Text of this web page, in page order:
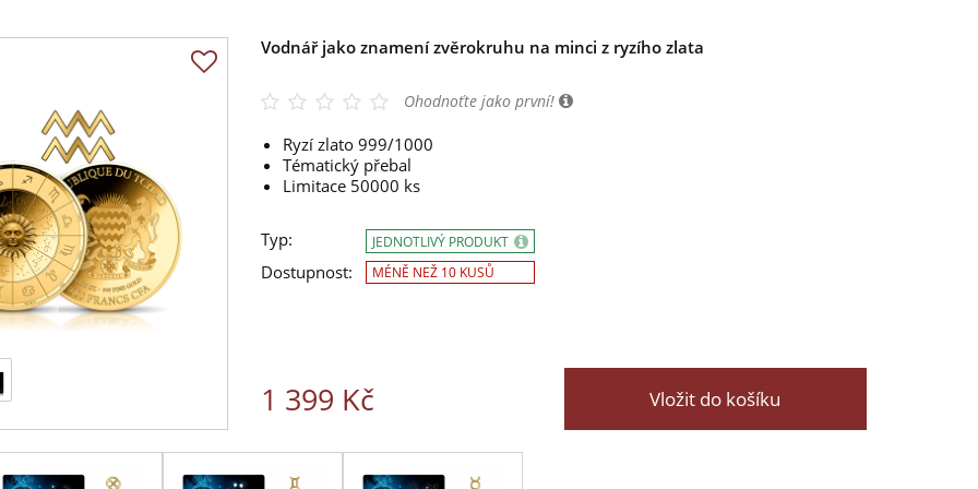
Vodnář jako znamení zvěrokruhu na minci z ryzího zlata
Ohodnoťte jako první!
Ryzí zlato 999/1000
Tématický přebal
Limitace 50000 ks
Typ:
Dostupnost:
JEDNOTLIVÝ PRODUKT
MÉNĚ NEŽ 10 KUSŮ
1 399 Kč Vložit do košíku